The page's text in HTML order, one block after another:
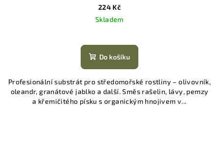
224 Kč
Skladem
Do košíku
Profesionální substrát pro středomořské rostliny – olivovník,
oleandr, granátové jablko a další. Směs rašelin, lávy, pemzy
a křemičitého písku s organickým hnojivem v...